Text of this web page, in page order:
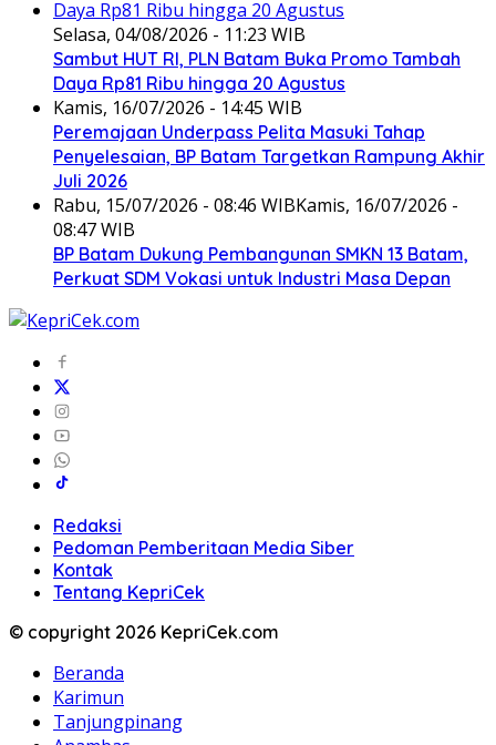
Selasa, 04/08/2026 - 11:23 WIB
Sambut HUT RI, PLN Batam Buka Promo Tambah
Daya Rp81 Ribu hingga 20 Agustus
Kamis, 16/07/2026 - 14:45 WIB
Peremajaan Underpass Pelita Masuki Tahap
Penyelesaian, BP Batam Targetkan Rampung Akhir
Juli 2026
Rabu, 15/07/2026 - 08:46 WIBKamis, 16/07/2026 -
08:47 WIB
BP Batam Dukung Pembangunan SMKN 13 Batam,
Perkuat SDM Vokasi untuk Industri Masa Depan
Redaksi
Pedoman Pemberitaan Media Siber
Kontak
Tentang KepriCek
© copyright 2026 KepriCek.com
Beranda
Karimun
Tanjungpinang